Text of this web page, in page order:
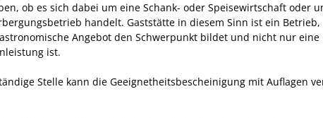
ob es sich dabei um eine Schank- oder Speisewirtschaft oder
handelt. Gaststätte in diesem Sinn ist ein Betrieb,
Angebot den Schwerpunkt bildet und nicht nur eine
ist.
Stelle kann die Geeignetheitsbescheinigung mit Auflagen